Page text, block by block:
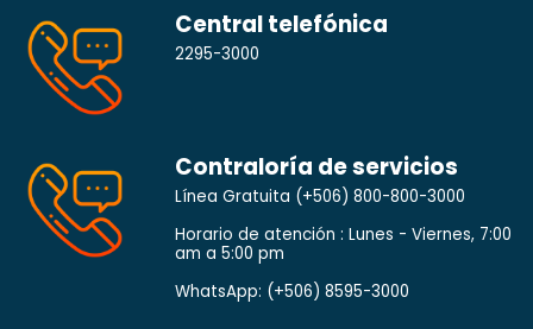
Central telefónica
2295-3000
Contraloría de servicios
Línea Gratuita (+506) 800-800-3000
Horario de atención : Lunes - Viernes, 7:00
am a 5:00 pm
WhatsApp: (+506) 8595-3000